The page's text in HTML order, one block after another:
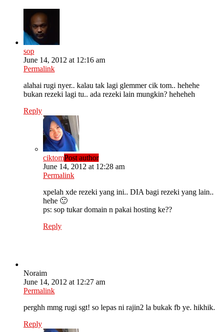
sop
June 14, 2012 at 12:16 am
Permalink
alahai rugi nyer.. kalau tak lagi glemmer cik tom.. hehehe
bukan rezeki lagi tu.. ada rezeki lain mungkin? heheheh
Reply
ciktomPost author
June 14, 2012 at 12:28 am
Permalink
xpelah xde rezeki yang ini.. DIA bagi rezeki yang lain..
hehe 🙂
ps: sop tukar domain n pakai hosting ke??
Reply
Noraim
June 14, 2012 at 12:27 am
Permalink
perghh mmg rugi sgt! so lepas ni rajin2 la bukak fb ye. hikhik.
Reply